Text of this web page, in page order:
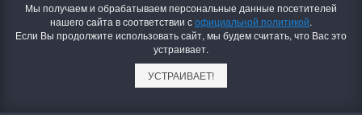
Мы получаем и обрабатываем персональные данные посетителей
нашего сайта в соответствии софициальной политикой.
Если Вы продолжите использовать сайт, мы будем считать, что Вас это
устраивает.
УСТРАИВАЕТ!